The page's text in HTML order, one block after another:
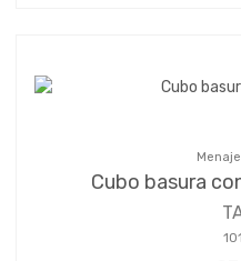
Cubo basura